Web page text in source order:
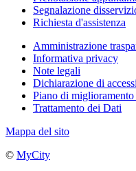
Segnalazione
Richiesta d'assistenza
Amministrazione
Informativa privacy
Note legali
Dichiarazione di
Piano di
Trattamento dei Dati
Mappa del sito
© MyCity